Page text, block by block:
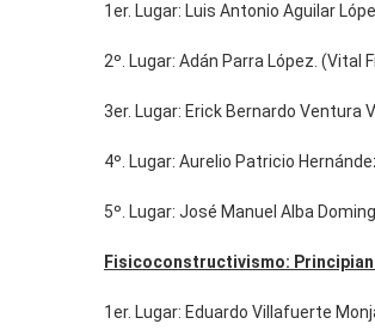
1er. Lugar: Luis Antonio Aguilar
2º. Lugar: Adán Parra López. (Vital
3er. Lugar: Erick Bernardo Ventura
4º. Lugar: Aurelio Patricio
5º. Lugar: José Manuel Alba
Fisicoconstructivismo:
1er. Lugar: Eduardo Villafuerte